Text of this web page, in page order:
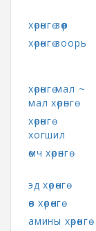
хөрөнгө зөөр
хөрөнгө зоорь
хөрөнгө мал ~
мал хөрөнгө
хөрөнгө
хогшил
өмч хөрөнгө
эд хөрөнгө
өв хөрөнгө
амины хөрөнгө